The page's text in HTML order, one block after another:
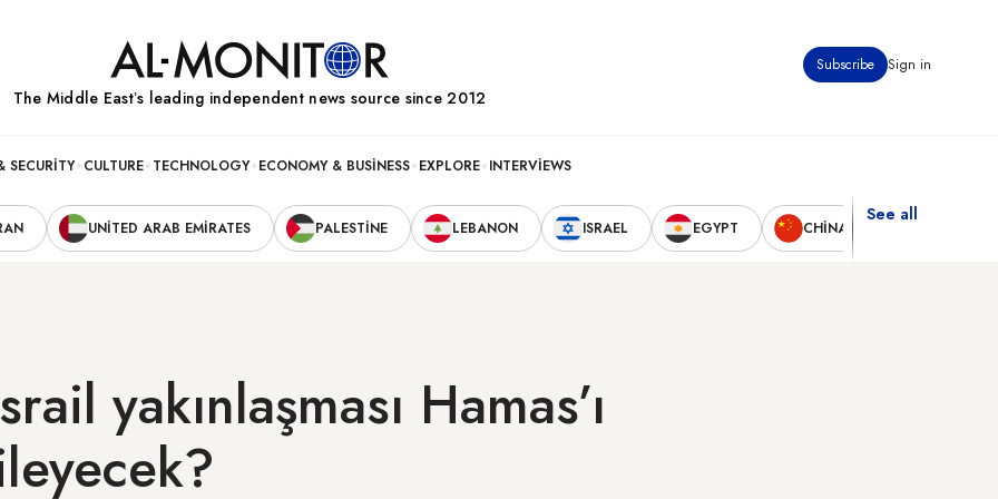
Subscribe Sign in
The Middle Eastʼs leading independent news source since 2012
SECURITY CULTURE TECHNOLOGY ECONOMY & BUSINESS EXPLORE INTERVIEWS
UNITED ARAB EMIRATES PALESTINE LEBANON ISRAEL EGYPT CHINA
See all
yakınlaşması Hamas’ı